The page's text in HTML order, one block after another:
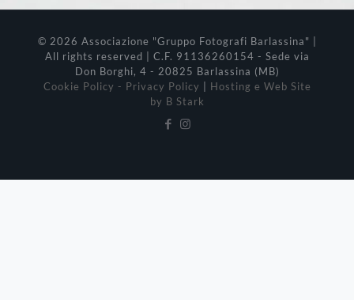
© 2026 Associazione "Gruppo Fotografi Barlassina" |
All rights reserved | C.F. 91136260154 - Sede via
Don Borghi, 4 - 20825 Barlassina (MB)
Cookie Policy - Privacy Policy
Hosting e Web Site
by B Stark